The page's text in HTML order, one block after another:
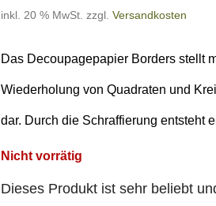
inkl. 20 % MwSt. zzgl. Versandkosten
Das Decoupagepapier Borders stellt
Wiederholung von Quadraten und
dar. Durch die Schraffierung entsteht
Nicht vorrätig
Dieses Produkt ist sehr beliebt